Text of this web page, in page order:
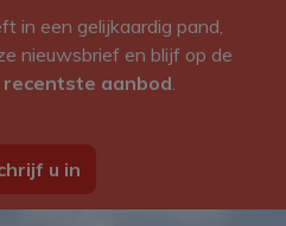
in een gelijkaardig pand,
nieuwsbrief en blijf op de
recentste aanbod.
u in